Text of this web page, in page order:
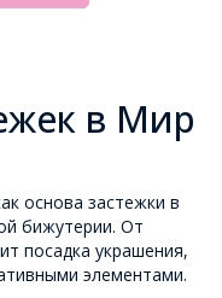
в Мир
основа застежки в
бижутерии. От
посадка украшения,
элементами.